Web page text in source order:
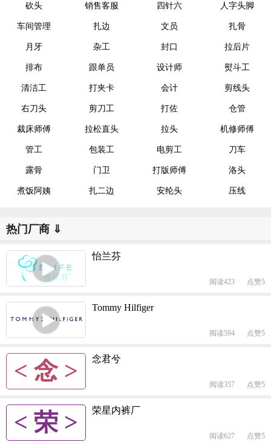
砍头 销售客服 四针六 人字头脚
车间管理 扎边 文员 扎骨
月牙 杂工 封口 拉后片
排布 跟单员 设计师 熨斗工
清洁工 打夹卡 会计 剪线头
右刀头 剪刀工 打佐 仓管
裁床师傅 拉松直头 拉头 机修师傅
管工 包装工 电剪工 刀车
露骨 门卫 打版师傅 洛头
煮饭阿姨 扎二边 安纶头 压线
热门厂商 ⇓
怡兰芬
阅读423 点赞5
Tommy Hilfiger
阅读594 点赞5
< 念 > 念君兮
阅读357 点赞5
< 荣 > 荣星内裤厂
阅读627 点赞5